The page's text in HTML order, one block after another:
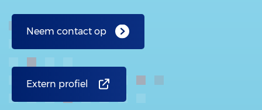
Neem contact op
Extern profiel